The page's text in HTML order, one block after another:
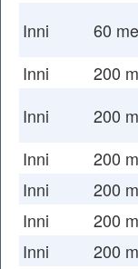
Inni
60
Inni
200
Inni
200
Inni
200
Inni
200
Inni
200
Inni
200